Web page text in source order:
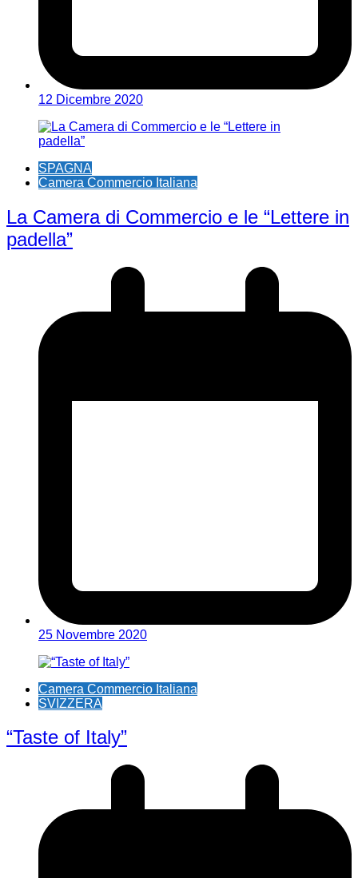
12 Dicembre 2020
SPAGNA
Camera Commercio Italiana
La Camera di Commercio e le “Lettere in
padella”
25 Novembre 2020
Camera Commercio Italiana
SVIZZERA
“Taste of Italy”